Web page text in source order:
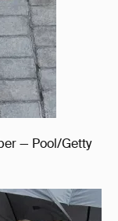
— Pool/Getty